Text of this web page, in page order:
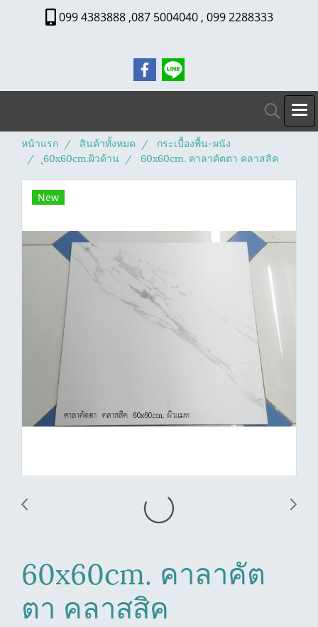
099 4383888 ,087 5004040 , 099 2288333
หน้าแรก สินค้าทั้งหมด
กระเบื้องพื้น-ผนัง
ุ60x60cm.ผิวด้าน
60x60cm. คาลาคัตตา คลาสสิค
New
60x60cm. คาลาคัต
ตา คลาสสิค